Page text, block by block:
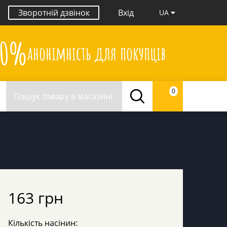
Зворотній дзвінок Вхід UA
анонімність для покупців
0
163 грн
Кількість насінин: